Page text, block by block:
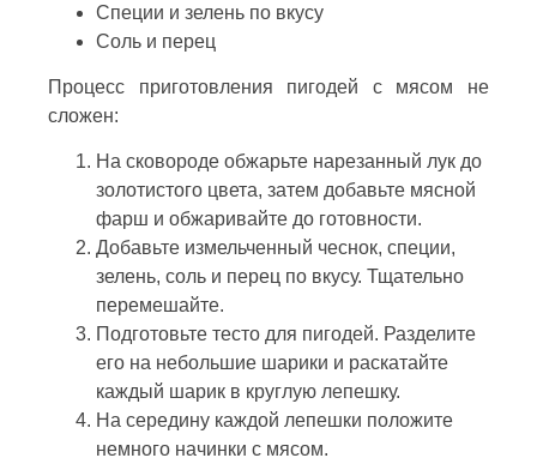
Специи и зелень по вкусу
Соль и перец
Процесс приготовления пигодей с мясом не
сложен:
На сковороде обжарьте нарезанный лук до
золотистого цвета, затем добавьте мясной
фарш и обжаривайте до готовности.
Добавьте измельченный чеснок, специи,
зелень, соль и перец по вкусу. Тщательно
перемешайте.
Подготовьте тесто для пигодей. Разделите
его на небольшие шарики и раскатайте
каждый шарик в круглую лепешку.
На середину каждой лепешки положите
немного начинки с мясом.